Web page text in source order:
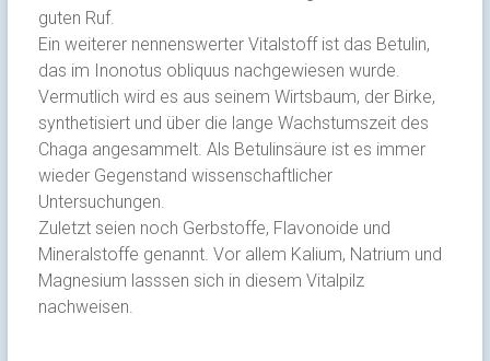
guten Ruf.
Ein weiterer nennenswerter Vitalstoff ist das Betulin,
das im Inonotus obliquus nachgewiesen wurde.
Vermutlich wird es aus seinem Wirtsbaum, der Birke,
synthetisiert und über die lange Wachstumszeit des
Chaga angesammelt. Als Betulinsäure ist es immer
wieder Gegenstand wissenschaftlicher
Untersuchungen.
Zuletzt seien noch Gerbstoffe, Flavonoide und
Mineralstoffe genannt. Vor allem Kalium, Natrium und
Magnesium lasssen sich in diesem Vitalpilz
nachweisen.